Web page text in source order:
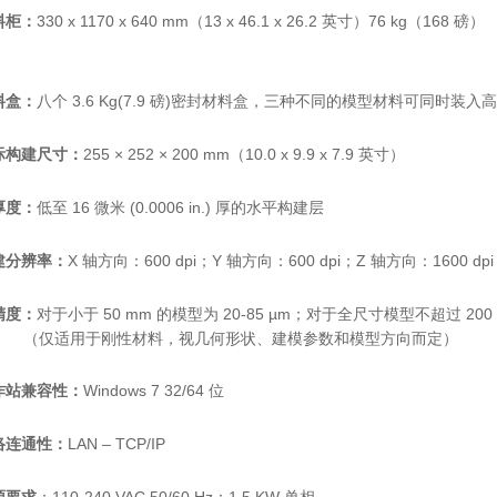
： 330 x 1170 x 640 mm（13 x 46.1 x 26.2 英寸）76 kg（168 磅）
： 八个 3.6 Kg(7.9 磅)密封材料盒， 三种不同的模型材料可同时装入
构建尺寸： 255 × 252 × 200 mm（10.0 x 9.9 x 7.9 英寸）
： 低至 16 微米 (0.0006 in.) 厚的水平构建层
分辨率： X 轴方向：600 dpi；Y 轴方向：600 dpi；Z 轴方向：1600 dpi
： 对于小于 50 mm 的模型为 20-85 µm；对于全尺寸模型不超过 200
适用于刚性材料，视几何形状、建模参数和模型方向而定）
站兼容性： Windows 7 32/64 位
连通性： LAN – TCP/IP